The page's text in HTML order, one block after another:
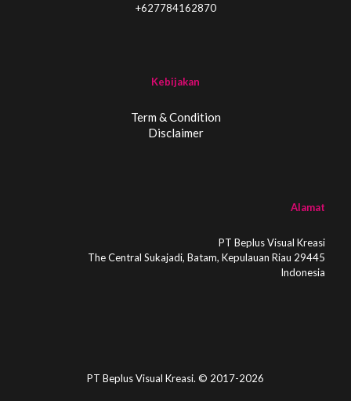
+627784162870
Kebijakan
Term & Condition
Disclaimer
Alamat
PT Beplus Visual Kreasi
The Central Sukajadi, Batam, Kepulauan Riau 29445
Indonesia
PT Beplus Visual Kreasi. © 2017-2026